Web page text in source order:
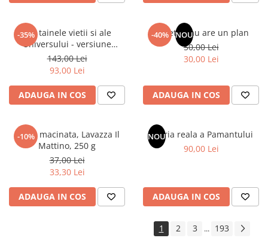
Seturi birotica
Articole scolare
Caiete si Carnetele scolare
Coperti, Mape, Etichete
Ghiozdane si Penare scolare
Instrumente si Truse Geometrie
Seturi scolare
Calculator
Consumabile & Accesorii
Cadouri
-35%
Din tainele vietii si ale
Universului - versiune
originala din 1939. Volumele I-
III.
143,00 Lei
93,00 Lei
ADAUGA IN COS
-40% NOU
Sufletul tau are un plan
50,00 Lei
30,00 Lei
ADAUGA IN COS
-10%
Cafea macinata, Lavazza Il
Mattino, 250 g
37,00 Lei
33,30 Lei
ADAUGA IN COS
NOU
Istoria reala a Pamantului
90,00 Lei
ADAUGA IN COS
1 2 3 ... 193